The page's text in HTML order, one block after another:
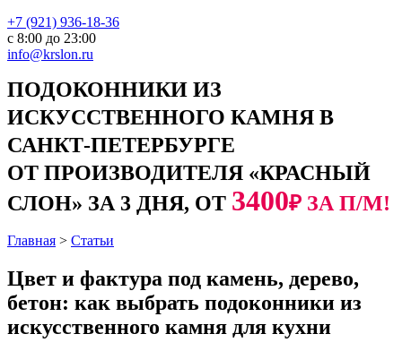
+7 (921) 936-18-36
с 8:00 до 23:00
info@krslon.ru
ПОДОКОННИКИ ИЗ
ИСКУССТВЕННОГО КАМНЯ В
САНКТ-ПЕТЕРБУРГЕ
ОТ ПРОИЗВОДИТЕЛЯ «КРАСНЫЙ
СЛОН» ЗА 3 ДНЯ, ОТ 3400₽ ЗА П/М!
Главная > Статьи
Цвет и фактура под камень, дерево,
бетон: как выбрать подоконники из
искусственного камня для кухни